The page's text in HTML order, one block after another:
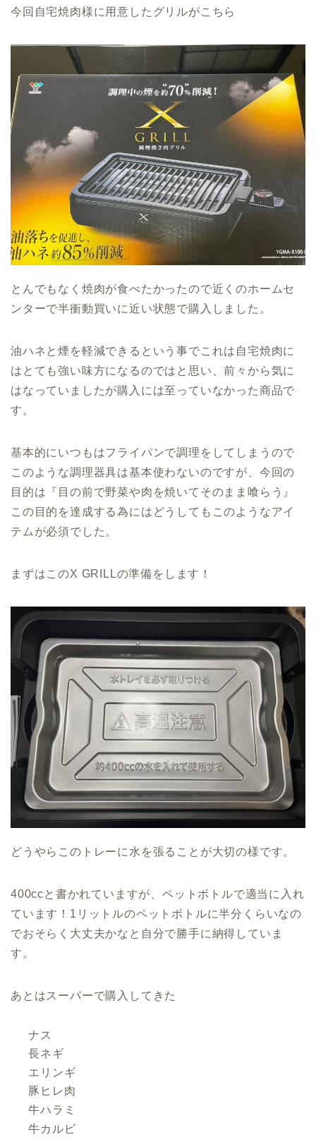
今回自宅焼肉様に用意したグリルがこちら
とんでもなく焼肉が食べたかったので近くのホームセ
ンターで半衝動買いに近い状態で購入しました。
油ハネと煙を軽減できるという事でこれは自宅焼肉に
はとても強い味方になるのではと思い、前々から気に
はなっていましたが購入には至っていなかった商品で
す。
基本的にいつもはフライパンで調理をしてしまうので
このような調理器具は基本使わないのですが、今回の
目的は『目の前で野菜や肉を焼いてそのまま喰らう』
この目的を達成する為にはどうしてもこのようなアイ
テムが必須でした。
まずはこのX GRILLの準備をします！
どうやらこのトレーに水を張ることが大切の様です。
400ccと書かれていますが、ペットボトルで適当に入れ
ています！1リットルのペットボトルに半分くらいなの
でおそらく大丈夫かなと自分で勝手に納得していま
す。
あとはスーパーで購入してきた
ナス
長ネギ
エリンギ
豚ヒレ肉
牛ハラミ
牛カルビ